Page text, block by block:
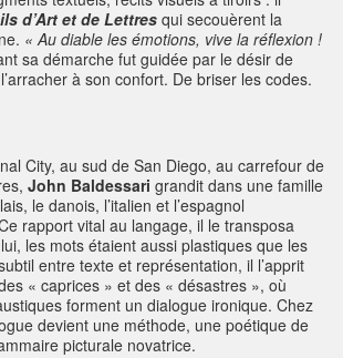
d’Art et de Lettresqui secouèrent la
« Au diable les émotions, vive la réflexion !
sa démarche fut guidée par le désir de
à son confort. De briser les codes.
City, au sud de San Diego, au carrefour de
John Baldessari grandit dans une famille
le danois, l’italien et l’espagnol
rapport vital au langage, il le transposa
les mots étaient aussi plastiques que les
entre texte et représentation, il l’apprit
« caprices » et des « désastres », où
forment un dialogue ironique. Chez
devient une méthode, une poétique de
picturale novatrice.